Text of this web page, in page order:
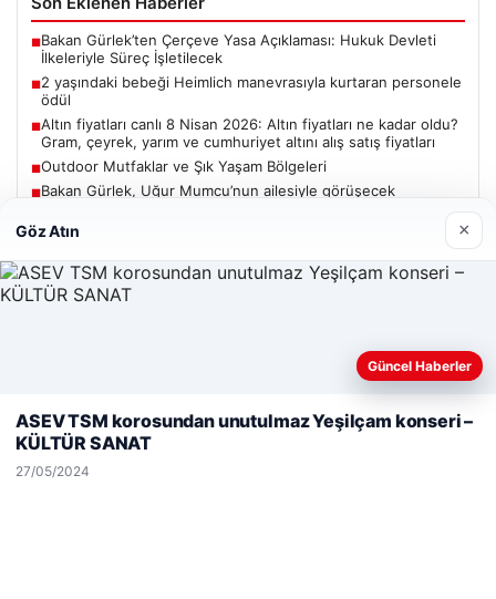
■Bakan Gürlek’ten Çerçeve Yasa Açıklaması: Hukuk Devleti
İlkeleriyle Süreç İşletilecek
■2 yaşındaki bebeği Heimlich manevrasıyla kurtaran personele
ödül
■Altın fiyatları canlı 8 Nisan 2026: Altın fiyatları ne kadar oldu?
Gram, çeyrek, yarım ve cumhuriyet altını alış satış fiyatları
■Outdoor Mutfaklar ve Şık Yaşam Bölgeleri
■Bakan Gürlek, Uğur Mumcu’nun ailesiyle görüşecek
Güncel
Bakan Gürlek’ten Çerçeve Yasa Açıklaması: Hukuk Devleti
İlkeleriyle Süreç İşletilecek
Web sitemizi nasıl kullandığınızı daha iyi anlayabilmek,
kullanıyoruz.Çerez Politikamız
Göz Atın ×
Güncel Haberler
ASEV TSM korosundan unutulmaz Yeşilçam konseri –
KÜLTÜR SANAT
27/05/2024